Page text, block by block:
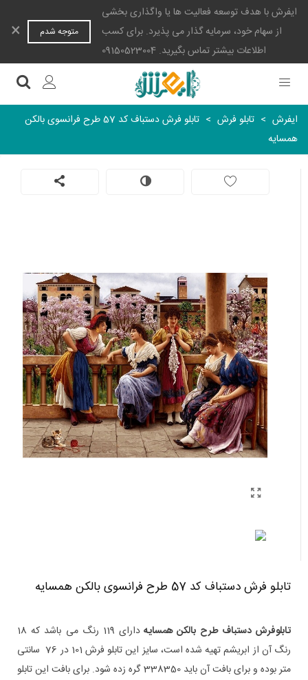
ایفرش با هدف توسعه فعالیت ها یا واگذاری بخشی
از سهام خود، سرمایه گذار می پذیرد. برای کسب
اطلاعات بیشتر تماس بگیرید. 09150523004
متوجه شدم ×
ایفرش > تابلو فرش >
تابلو فرش دستباف کد 57 طرح فرانسوی بالکن
همسایه
تابلو فرش دستباف کد 57 طرح فرانسوی بالکن همسایه
تابلوفرش دستباف طرح بالکن همسایه
دارای 119 رنگ می باشد که 18
رنگ آن از ابریشم تهیه شده است، سایز این تابلو فرش 101 در 76 سانتی
متر بوده و برای بافت آن باید 338350 گره زده شود. برای بافت این تابلو